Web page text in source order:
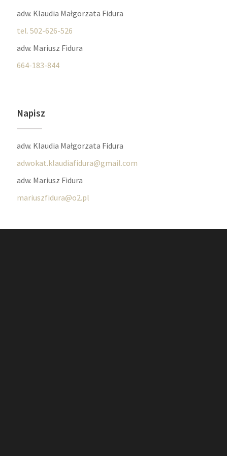
adw. Klaudia Małgorzata Fidura
tel. 502-626-526
adw. Mariusz Fidura
664-183-844
Napisz
adw. Klaudia Małgorzata Fidura
adwokat.klaudiafidura@gmail.com
adw. Mariusz Fidura
mariuszfidura@o2.pl